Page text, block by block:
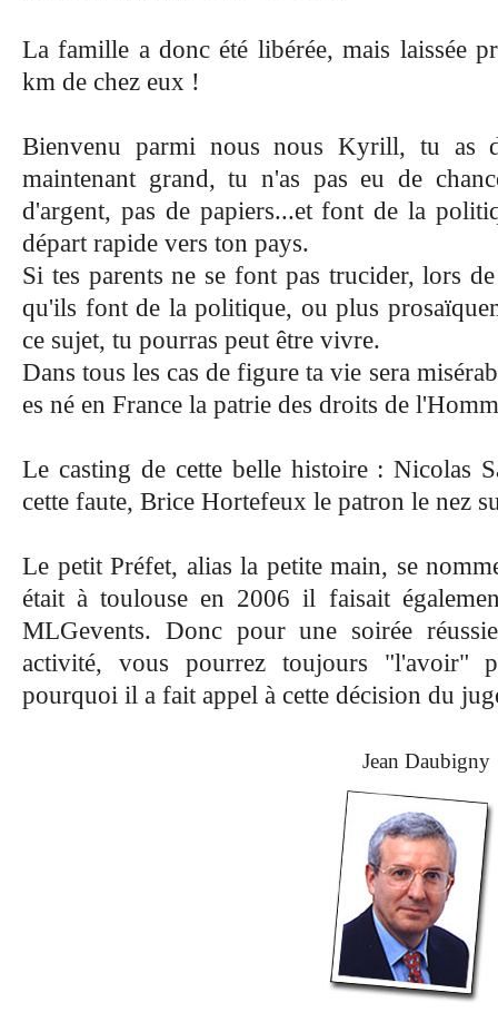
La famille a donc été libérée, mais laissée
km de chez eux !
Bienvenu parmi nous nous Kyrill, tu as
maintenant grand, tu n'as pas eu de
d'argent, pas de papiers...et font de la
départ rapide vers ton pays.
Si tes parents ne se font pas trucider, lors
qu'ils font de la politique, ou plus
ce sujet, tu pourras peut être vivre.
Dans tous les cas de figure ta vie sera
es né en France la patrie des droits de
Le casting de cette belle histoire : Nicolas
cette faute, Brice Hortefeux le patron le nez
Le petit Préfet, alias la petite main, se
était à toulouse en 2006 il faisait
MLGevents. Donc pour une soirée
activité, vous pourrez toujours "l'avoir"
pourquoi il a fait appel à cette décision du
Jean Daubigny